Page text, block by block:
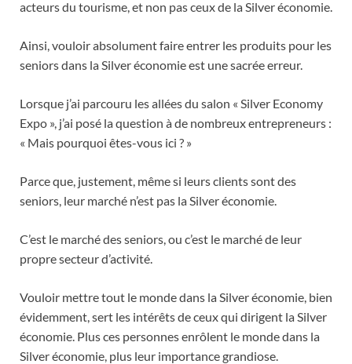
acteurs du tourisme, et non pas ceux de la Silver économie.
Ainsi, vouloir absolument faire entrer les produits pour les
seniors dans la Silver économie est une sacrée erreur.
Lorsque j’ai parcouru les allées du salon « Silver Economy
Expo », j’ai posé la question à de nombreux entrepreneurs :
« Mais pourquoi êtes-vous ici ? »
Parce que, justement, même si leurs clients sont des
seniors, leur marché n’est pas la Silver économie.
C’est le marché des seniors, ou c’est le marché de leur
propre secteur d’activité.
Vouloir mettre tout le monde dans la Silver économie, bien
évidemment, sert les intérêts de ceux qui dirigent la Silver
économie. Plus ces personnes enrôlent le monde dans la
Silver économie, plus leur importance grandiose.